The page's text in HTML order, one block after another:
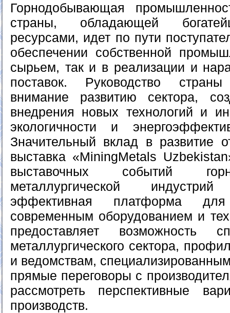
Горнодобывающая
страны, обладающей
ресурсами, идет по пути
обеспечении собственной
сырьем, так и в реализации и
поставок. Руководство
внимание развитию сектора,
внедрения новых технологий и
экологичности и
Значительный вклад в развитие
выставка «MiningMetals
выставочных событий
металлургической
эффективная платформа
современным оборудованием и
предоставляет возможность
металлургического сектора,
и ведомствам,
прямые переговоры с
рассмотреть перспективные
производств.